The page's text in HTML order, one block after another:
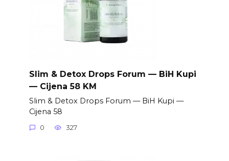
Slim & Detox Drops Forum — BiH Kupi
— Cijena 58 KM
Slim & Detox Drops Forum — BiH Kupi —
Cijena 58
0 327